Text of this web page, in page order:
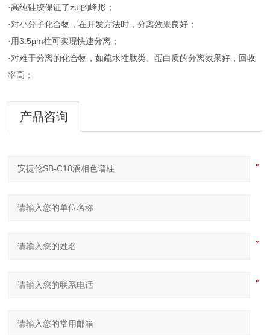
·高纯硅胶保证了zui的峰形；
·对小分子化合物，在开发方法时，分离效果良好；
·用3.5μm柱可实现快速分离；
·对难于分离的化合物，如疏水性肽类、蛋白质的分离效果好，回收
率高；
产品咨询